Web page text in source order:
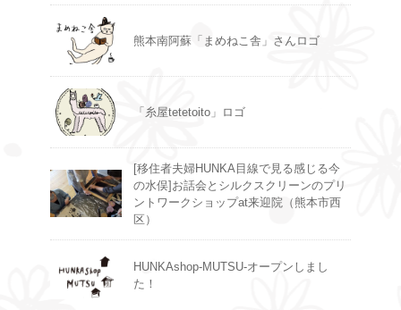
熊本南阿蘇「まめねこ舎」さんロゴ
「糸屋tetetoito」ロゴ
[移住者夫婦HUNKA目線で見る感じる今
の水俣]お話会とシルクスクリーンのプリ
ントワークショップat来迎院（熊本市西
区）
HUNKAshop-MUTSU-オープンしまし
た！